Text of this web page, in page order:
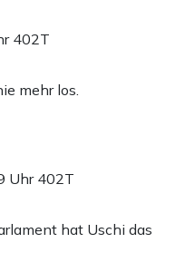
402T
mehr los.
Uhr 402T
hat Uschi das